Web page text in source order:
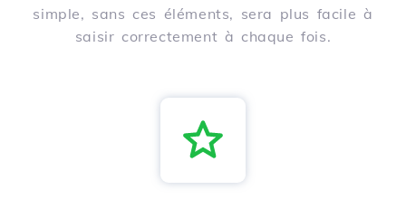
simple, sans ces éléments, sera plus facile à
saisir correctement à chaque fois.